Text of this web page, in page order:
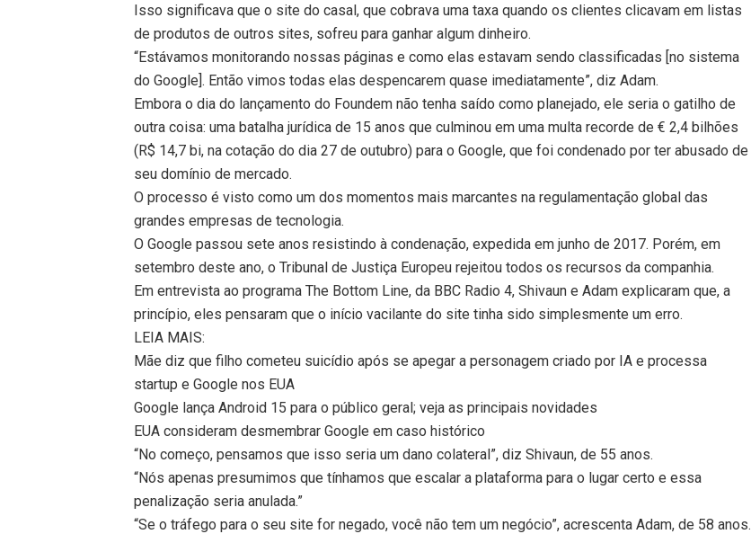
Isso significava que o site do casal, que cobrava uma taxa quando os clientes clicavam em listas
de produtos de outros sites, sofreu para ganhar algum dinheiro.
“Estávamos monitorando nossas páginas e como elas estavam sendo classificadas [no sistema
do Google]. Então vimos todas elas despencarem quase imediatamente”, diz Adam.
Embora o dia do lançamento do Foundem não tenha saído como planejado, ele seria o gatilho de
outra coisa: uma batalha jurídica de 15 anos que culminou em uma multa recorde de € 2,4 bilhões
(R$ 14,7 bi, na cotação do dia 27 de outubro) para o Google, que foi condenado por ter abusado de
seu domínio de mercado.
O processo é visto como um dos momentos mais marcantes na regulamentação global das
grandes empresas de tecnologia.
O Google passou sete anos resistindo à condenação, expedida em junho de 2017. Porém, em
setembro deste ano, o Tribunal de Justiça Europeu rejeitou todos os recursos da companhia.
Em entrevista ao programa The Bottom Line, da BBC Radio 4, Shivaun e Adam explicaram que, a
princípio, eles pensaram que o início vacilante do site tinha sido simplesmente um erro.
LEIA MAIS:
Mãe diz que filho cometeu suicídio após se apegar a personagem criado por IA e processa
startup e Google nos EUA
Google lança Android 15 para o público geral; veja as principais novidades
EUA consideram desmembrar Google em caso histórico
“No começo, pensamos que isso seria um dano colateral”, diz Shivaun, de 55 anos.
“Nós apenas presumimos que tínhamos que escalar a plataforma para o lugar certo e essa
penalização seria anulada.”
“Se o tráfego para o seu site for negado, você não tem um negócio”, acrescenta Adam, de 58 anos.